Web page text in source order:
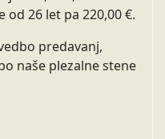
26 let pa 220,00 €.
predavanj,
naše plezalne stene